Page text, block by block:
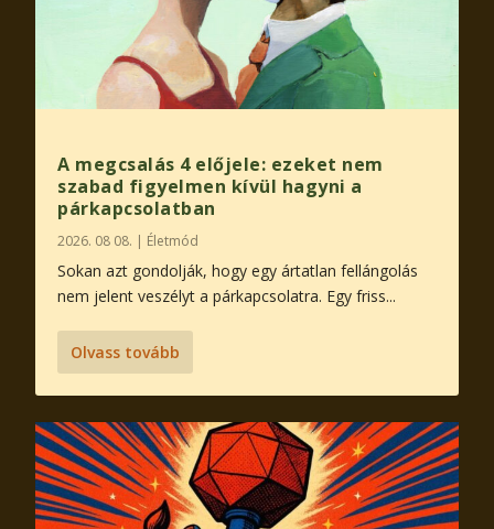
A megcsalás 4 előjele: ezeket nem
szabad figyelmen kívül hagyni a
párkapcsolatban
2026. 08 08. | Életmód
Sokan azt gondolják, hogy egy ártatlan fellángolás
nem jelent veszélyt a párkapcsolatra. Egy friss...
Olvass tovább